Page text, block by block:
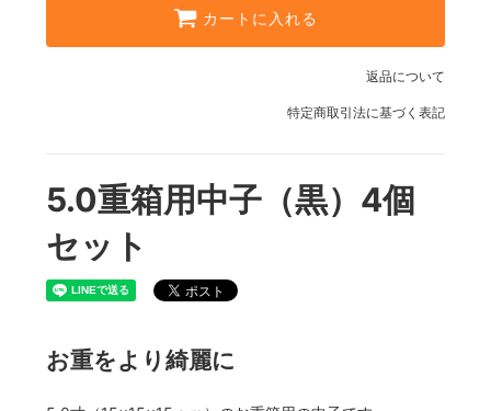
カートに入れる
返品について
特定商取引法に基づく表記
5.0重箱用中子（黒）4個
セット
お重をより綺麗に